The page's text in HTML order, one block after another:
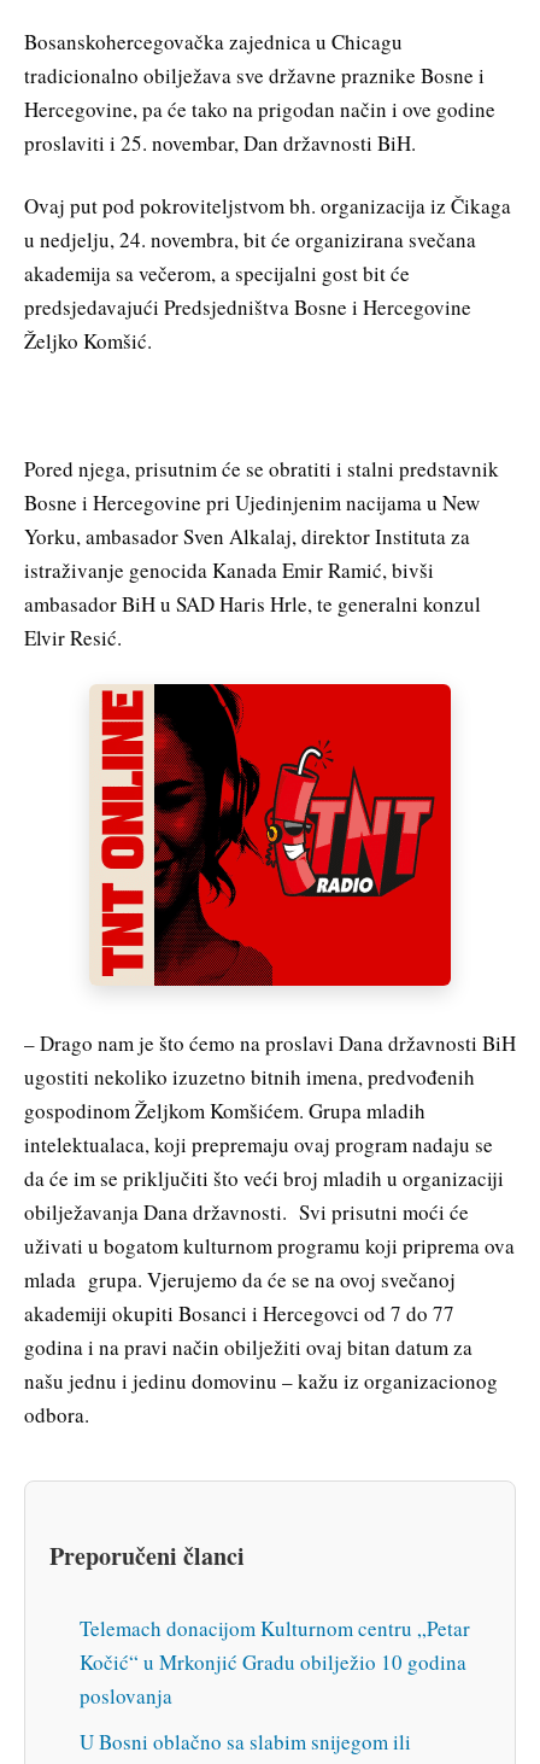
Bosanskohercegovačka zajednica u Chicagu
tradicionalno obilježava sve državne praznike Bosne i
Hercegovine, pa će tako na prigodan način i ove godine
proslaviti i 25. novembar, Dan državnosti BiH.
Ovaj put pod pokroviteljstvom bh. organizacija iz Čikaga
u nedjelju, 24. novembra, bit će organizirana svečana
akademija sa večerom, a specijalni gost bit će
predsjedavajući Predsjedništva Bosne i Hercegovine
Željko Komšić.
Pored njega, prisutnim će se obratiti i stalni predstavnik
Bosne i Hercegovine pri Ujedinjenim nacijama u New
Yorku, ambasador Sven Alkalaj, direktor Instituta za
istraživanje genocida Kanada Emir Ramić, bivši
ambasador BiH u SAD Haris Hrle, te generalni konzul
Elvir Resić.
– Drago nam je što ćemo na proslavi Dana državnosti BiH
ugostiti nekoliko izuzetno bitnih imena, predvođenih
gospodinom Željkom Komšićem. Grupa mladih
intelektualaca, koji prepremaju ovaj program nadaju se
da će im se priključiti što veći broj mladih u organizaciji
obilježavanja Dana državnosti. Svi prisutni moći će
uživati u bogatom kulturnom programu koji priprema ova
mlada grupa. Vjerujemo da će se na ovoj svečanoj
akademiji okupiti Bosanci i Hercegovci od 7 do 77
godina i na pravi način obilježiti ovaj bitan datum za
našu jednu i jedinu domovinu – kažu iz organizacionog
odbora.
Preporučeni članci
Telemach donacijom Kulturnom centru „Petar
Kočić“ u Mrkonjić Gradu obilježio 10 godina
poslovanja
U Bosni oblačno sa slabim snijegom ili